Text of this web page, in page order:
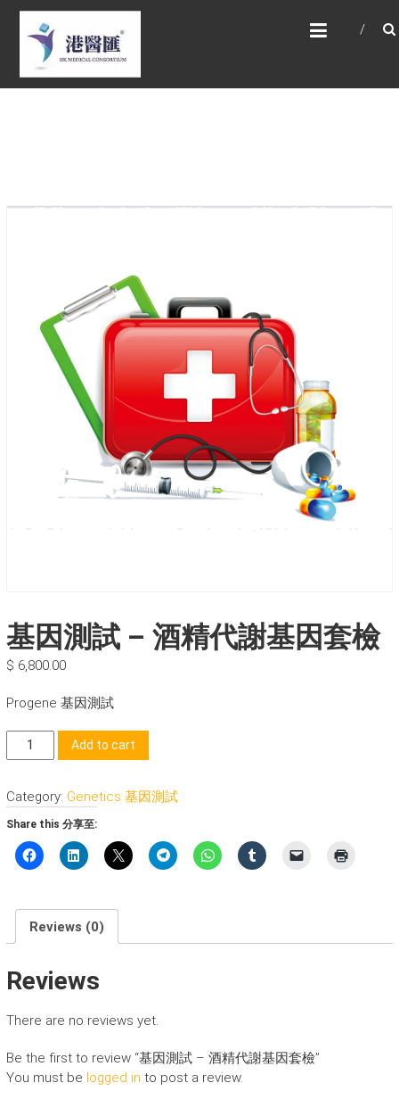
Skip
content
HONG KONG MEDICAL
CONSORTIUM LIMITED 港
醫匯
HEALTH CARE 醫健服務, GENERAL PRACTICE
基因測試 – 酒精代謝基因套檢
$ 6,800.00
Progene 基因測試
因
試
-
精
基
檢
quantity
Add to cart
Category: Genetics 基因測試
Share this 分享至:
Reviews (0)
Reviews
There are no reviews yet.
Be the first to review “基因測試 – 酒精代謝基因套檢”
You must be logged in to post a review.